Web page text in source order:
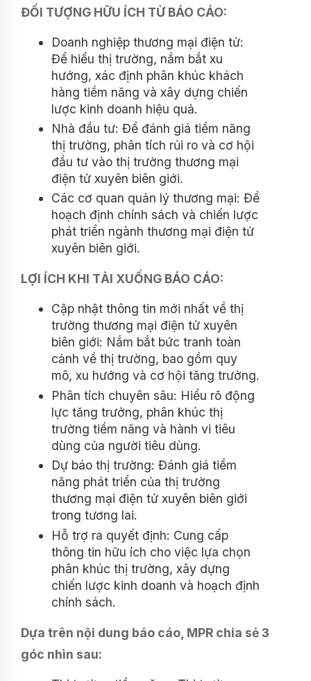
ĐỐI TƯỢNG HỮU ÍCH TỪ BÁO CÁO:
Doanh nghiệp thương mại điện tử:
Để hiểu thị trường, nắm bắt xu
hướng, xác định phân khúc khách
hàng tiềm năng và xây dựng chiến
lược kinh doanh hiệu quả.
Nhà đầu tư: Để đánh giá tiềm năng
thị trường, phân tích rủi ro và cơ hội
đầu tư vào thị trường thương mại
điện tử xuyên biên giới.
Các cơ quan quản lý thương mại: Để
hoạch định chính sách và chiến lược
phát triển ngành thương mại điện tử
xuyên biên giới.
LỢI ÍCH KHI TẢI XUỐNG BÁO CÁO:
Cập nhật thông tin mới nhất về thị
trường thương mại điện tử xuyên
biên giới: Nắm bắt bức tranh toàn
cảnh về thị trường, bao gồm quy
mô, xu hướng và cơ hội tăng trưởng.
Phân tích chuyên sâu: Hiểu rõ động
lực tăng trưởng, phân khúc thị
trường tiềm năng và hành vi tiêu
dùng của người tiêu dùng.
Dự báo thị trường: Đánh giá tiềm
năng phát triển của thị trường
thương mại điện tử xuyên biên giới
trong tương lai.
Hỗ trợ ra quyết định: Cung cấp
thông tin hữu ích cho việc lựa chọn
phân khúc thị trường, xây dựng
chiến lược kinh doanh và hoạch định
chính sách.
Dựa trên nội dung báo cáo, MPR chia sẻ 3
góc nhìn sau: